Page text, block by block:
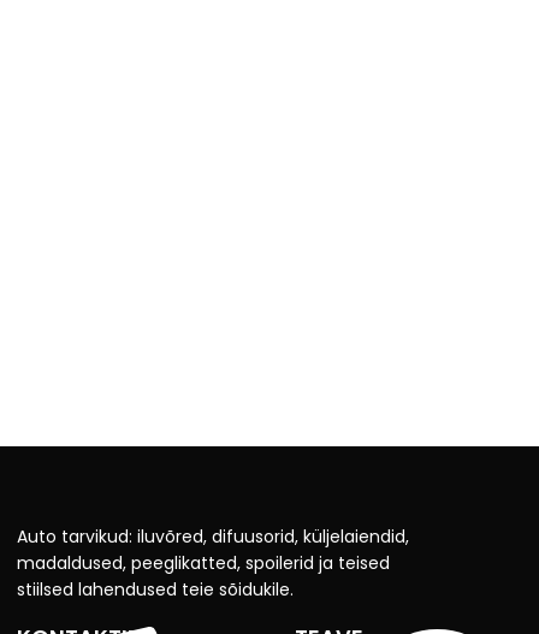
Auto tarvikud: iluvõred, difuusorid, küljelaiendid,
madaldused, peeglikatted, spoilerid ja teised
stiilsed lahendused teie sõidukile.